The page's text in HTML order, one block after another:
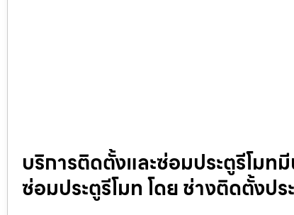
บริการติดตั้งและซ่อมประตูรีโมท
ซ่อมประตูรีโมท โดย ช่างติดตั้งป